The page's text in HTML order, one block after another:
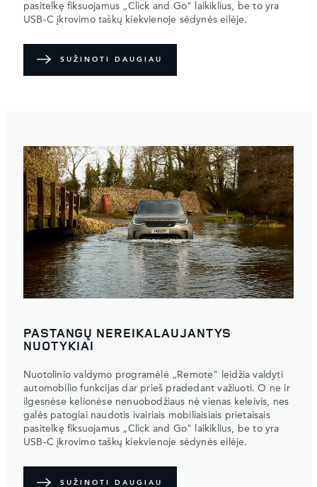
pasitelkę fiksuojamus „Click and Go" laikiklius, be to yra
USB-C įkrovimo taškų kiekvienoje sėdynės eilėje.
SUŽINOTI DAUGIAU
PASTANGŲ NEREIKALAUJANTYS
NUOTYKIAI
Nuotolinio valdymo programėlė „Remote" leidžia valdyti
automobilio funkcijas dar prieš pradedant važiuoti. O ne ir
ilgesnėse kelionėse nenuobodžiaus nė vienas keleivis, nes
galės patogiai naudotis ivairiais mobiliaisiais prietaisais
pasitelkę fiksuojamus „Click and Go" laikiklius, be to yra
USB-C įkrovimo taškų kiekvienoje sėdynės eilėje.
SUŽINOTI DAUGIAU